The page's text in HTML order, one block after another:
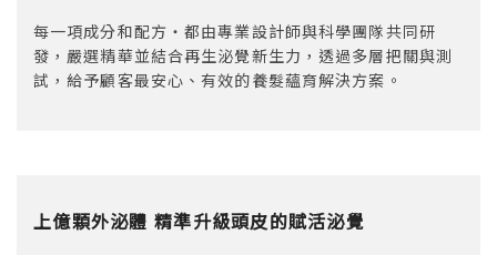
每一項成分和配方‧都由專業設計師與科學團隊共同研
發，嚴選精華並結合再生泌覺新生力，透過多層把關與測
試，給予顧客最安心、有效的養髮蘊育解決方案。
上億顆外泌體 精準升級頭皮的賦活泌覺